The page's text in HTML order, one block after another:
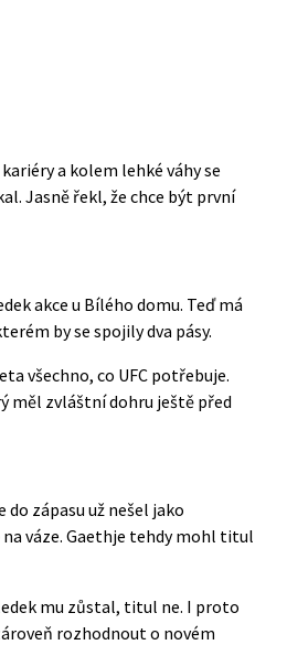
a kolem lehké váhy se
Jasně řekl, že chce být první
akce u Bílého domu. Teď má
by se spojily dva pásy.
všechno, co UFC potřebuje.
měl zvláštní dohru ještě před
do zápasu už nešel jako
váze. Gaethje tehdy mohl titul
mu zůstal, titul ne. I proto
rozhodnout o novém